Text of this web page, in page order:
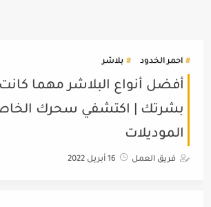
احمر الخدود بلاشر
أفضل أنواع البلاشر مهما
بشرتك | اكتشفي سحرك
الموديلات
فريق العمل 16 أبريل 2022